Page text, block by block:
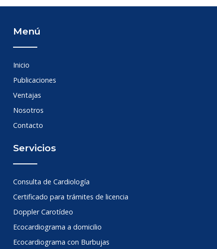
Menú
Inicio
Publicaciones
Ventajas
Nosotros
Contacto
Servicios
Consulta de Cardiología
Certificado para trámites de licencia
Doppler Carotídeo
Ecocardiograma a domicilio
Ecocardiograma con Burbujas